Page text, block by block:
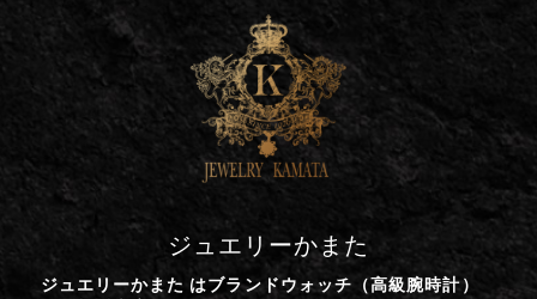
ジュエリーかまた
ジュエリーかまた はブランドウォッチ（高級腕時計）